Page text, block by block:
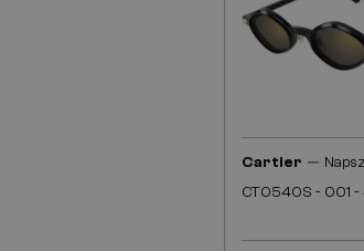
Cartier —
CT0540S - 001 -